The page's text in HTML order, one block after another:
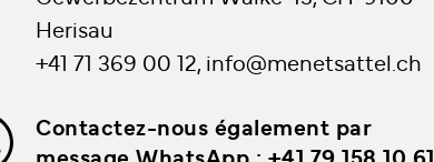
Herisau
+41 71 369 00 12, info@menetsattel.ch
Contactez-nous également par